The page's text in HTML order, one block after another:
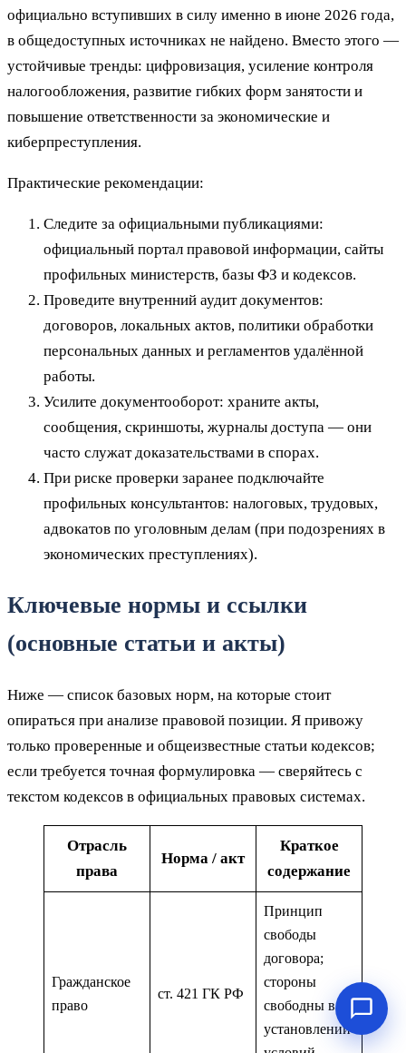
официально вступивших в силу именно в июне 2026 года,
в общедоступных источниках не найдено. Вместо этого —
устойчивые тренды: цифровизация, усиление контроля
налогообложения, развитие гибких форм занятости и
повышение ответственности за экономические и
киберпреступления.
Практические рекомендации:
Следите за официальными публикациями:
официальный портал правовой информации, сайты
профильных министерств, базы ФЗ и кодексов.
Проведите внутренний аудит документов:
договоров, локальных актов, политики обработки
персональных данных и регламентов удалённой
работы.
Усилите документооборот: храните акты,
сообщения, скриншоты, журналы доступа — они
часто служат доказательствами в спорах.
При риске проверки заранее подключайте
профильных консультантов: налоговых, трудовых,
адвокатов по уголовным делам (при подозрениях в
экономических преступлениях).
Ключевые нормы и ссылки
(основные статьи и акты)
Ниже — список базовых норм, на которые стоит
опираться при анализе правовой позиции. Я привожу
только проверенные и общеизвестные статьи кодексов;
если требуется точная формулировка — сверяйтесь с
текстом кодексов в официальных правовых системах.
Отрасль
права
Норма / акт
Краткое
содержание
Гражданское
право
ст. 421 ГК РФ
Принцип
свободы
договора;
стороны
свободны в
установлении